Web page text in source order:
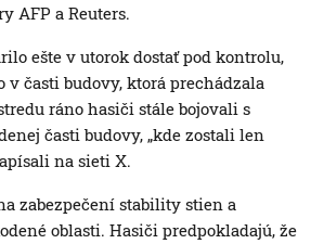
AFP a Reuters.
ešte v utorok dostať pod kontrolu,
v časti budovy, ktorá prechádzala
ráno hasiči stále bojovali s
časti budovy, „kde zostali len
na sieti X.
zabezpečení stability stien a
oblasti. Hasiči predpokladajú, že